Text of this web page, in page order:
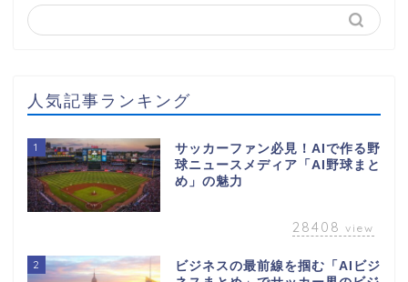
人気記事ランキング
1
サッカーファン必見！AIで作る野
球ニュースメディア「AI野球まと
め」の魅力
28408 view
2
ビジネスの最前線を掴む「AIビジ